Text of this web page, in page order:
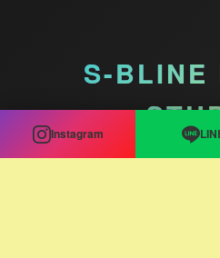
S-BLINE
Instagram